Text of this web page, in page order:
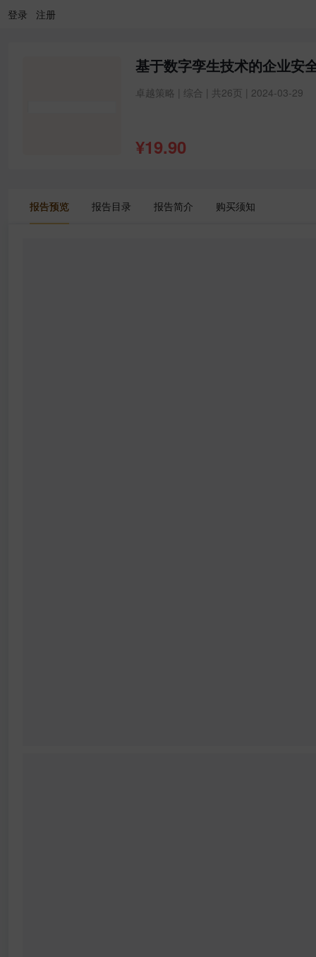
登录 注册
基于数字孪生技术的企业安
卓越策略 | 综合 | 共26页 | 2024-03-29
¥19.90
报告预览 报告目录 报告简介 购买须知